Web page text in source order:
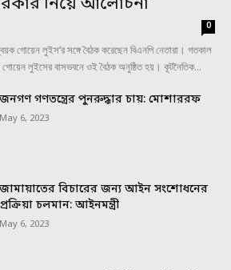
নিয়ে আলোচনা
0
গোয়েন লুইস’র সঙ্গে বৈঠক করেছেন বিএনপি নেতারা। গতকাল
গোয়েন লুইসের বাসভবনে ওই বৈঠক অনুষ্ঠিত হয়। কূটনৈতিক...
জনগণ গণতন্ত্রের পুনরুদ্ধার চায়: মোশাররফ
May 6, 2023
জামায়াতের বিচারের জন্য আইন সংশোধনের
প্রক্রিয়া চলমান: আইনমন্ত্রী
May 6, 2023